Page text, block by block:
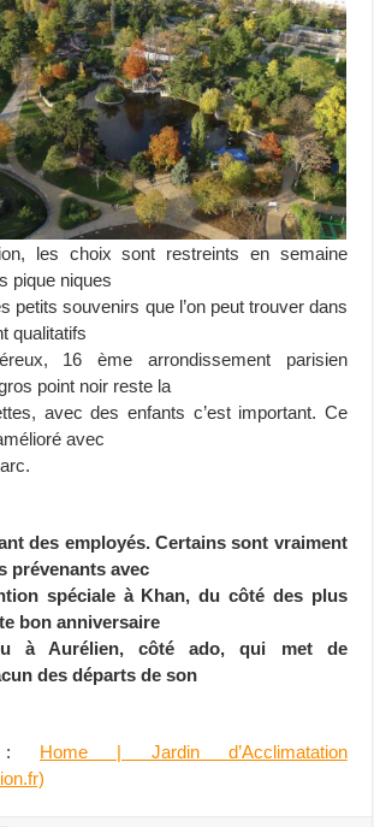
les choix sont restreints en semaine
pique niques
petits souvenirs que l’on peut trouver dans
qualitatifs
16 ème arrondissement parisien
point noir reste la
avec des enfants c’est important. Ce
avec
des employés. Certains sont vraiment
prévenants avec
spéciale à Khan, du côté des plus
bon anniversaire
à Aurélien, côté ado, qui met de
des départs de son
: Home | Jardin d’Acclimatation